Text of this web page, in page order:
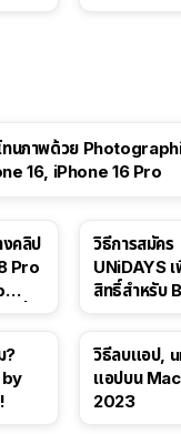
ทนภาพด้วย
16, iPhone 16 Pro
คลิป
Pro
วิธีการสมัคร
UNiDAYS
สิทธิ์สำหรับ
?
by
วิธีลบแอป,
แอปบน
2023